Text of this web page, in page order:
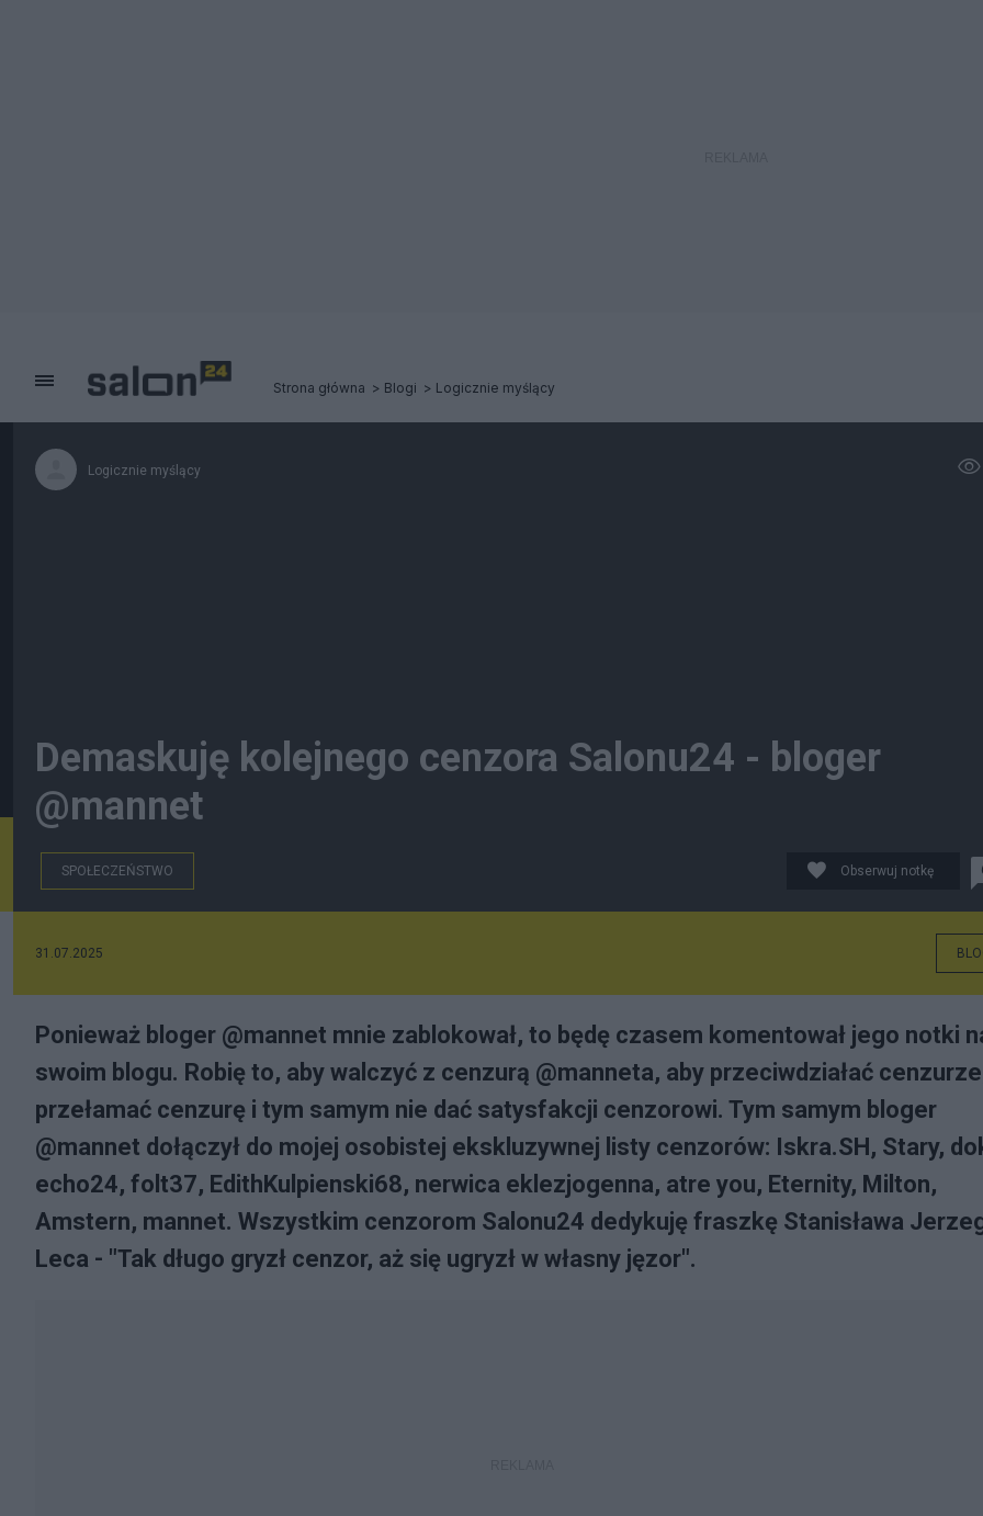
Strona główna Blogi Logicznie myślący
Logicznie myślący
Demaskuję kolejnego cenzora Salonu24 - bloger
@mannet
SPOŁECZEŃSTWO Obserwuj notkę
31.07.2025
Ponieważ bloger @mannet mnie zablokował, to będę czasem komentował jego notki
swoim blogu. Robię to, aby walczyć z cenzurą @manneta, aby przeciwdziałać
przełamać cenzurę i tym samym nie dać satysfakcji cenzorowi. Tym samym bloger
@mannet dołączył do mojej osobistej ekskluzywnej listy cenzorów: Iskra.SH, Stary,
echo24, folt37, EdithKulpienski68, nerwica eklezjogenna, atre you, Eternity, Milton,
Amstern, mannet. Wszystkim cenzorom Salonu24 dedykuję fraszkę Stanisława
Leca - "Tak długo gryzł cenzor, aż się ugryzł w własny jęzor".